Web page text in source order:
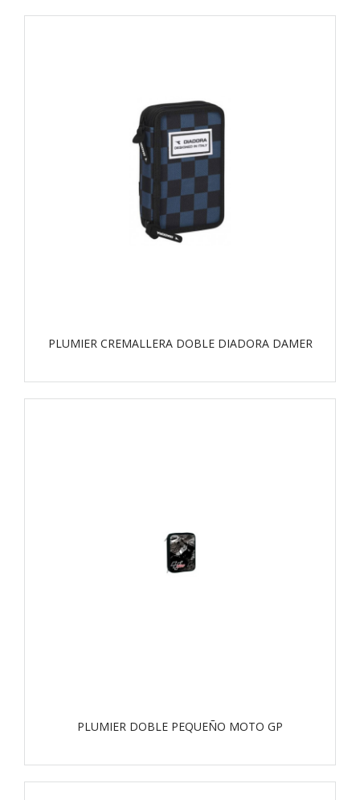
PLUMIER CREMALLERA DOBLE DIADORA DAMER
PLUMIER DOBLE PEQUEÑO MOTO GP